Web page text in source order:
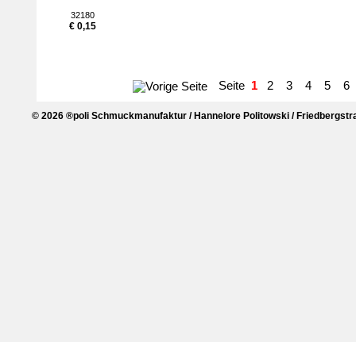
32180
€ 0,15
Seite 1 2 3 4 5 6
© 2026 ®poli Schmuckmanufaktur / Hannelore Politowski /